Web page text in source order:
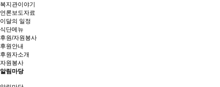
복지관이야기
언론보도자료
이달의 일정
식단메뉴
후원/자원봉사
후원안내
후원자소개
자원봉사
알림마당